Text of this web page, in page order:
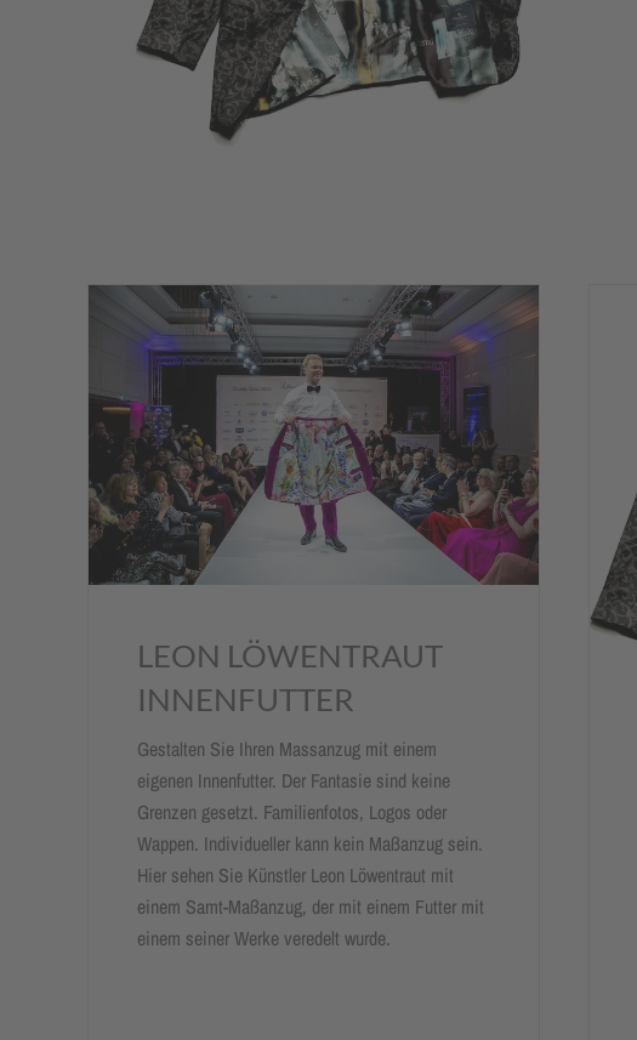
LEON LÖWENTRAUT
INNENFUTTER
Gestalten Sie Ihren Massanzug mit einem
eigenen Innenfutter. Der Fantasie sind keine
Grenzen gesetzt. Familienfotos, Logos oder
Wappen. Individueller kann kein Maßanzug sein.
Hier sehen Sie Künstler Leon Löwentraut mit
einem Samt-Maßanzug, der mit einem Futter mit
einem seiner Werke veredelt wurde.